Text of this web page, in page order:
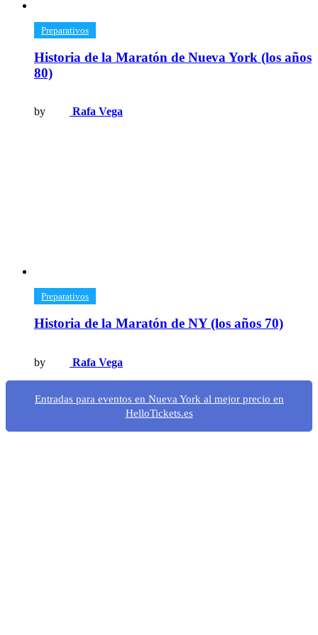
​Preparativos
Historia de la Maratón de Nueva York (los años
80)
by Rafa Vega
​Preparativos
Historia de la Maratón de NY (los años 70)
by Rafa Vega
Entradas para eventos en Nueva York al mejor precio en
HelloTickets.es